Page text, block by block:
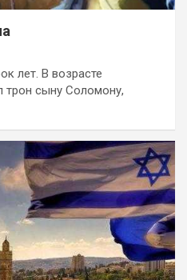
лет. В возрасте
трон сыну Соломону,